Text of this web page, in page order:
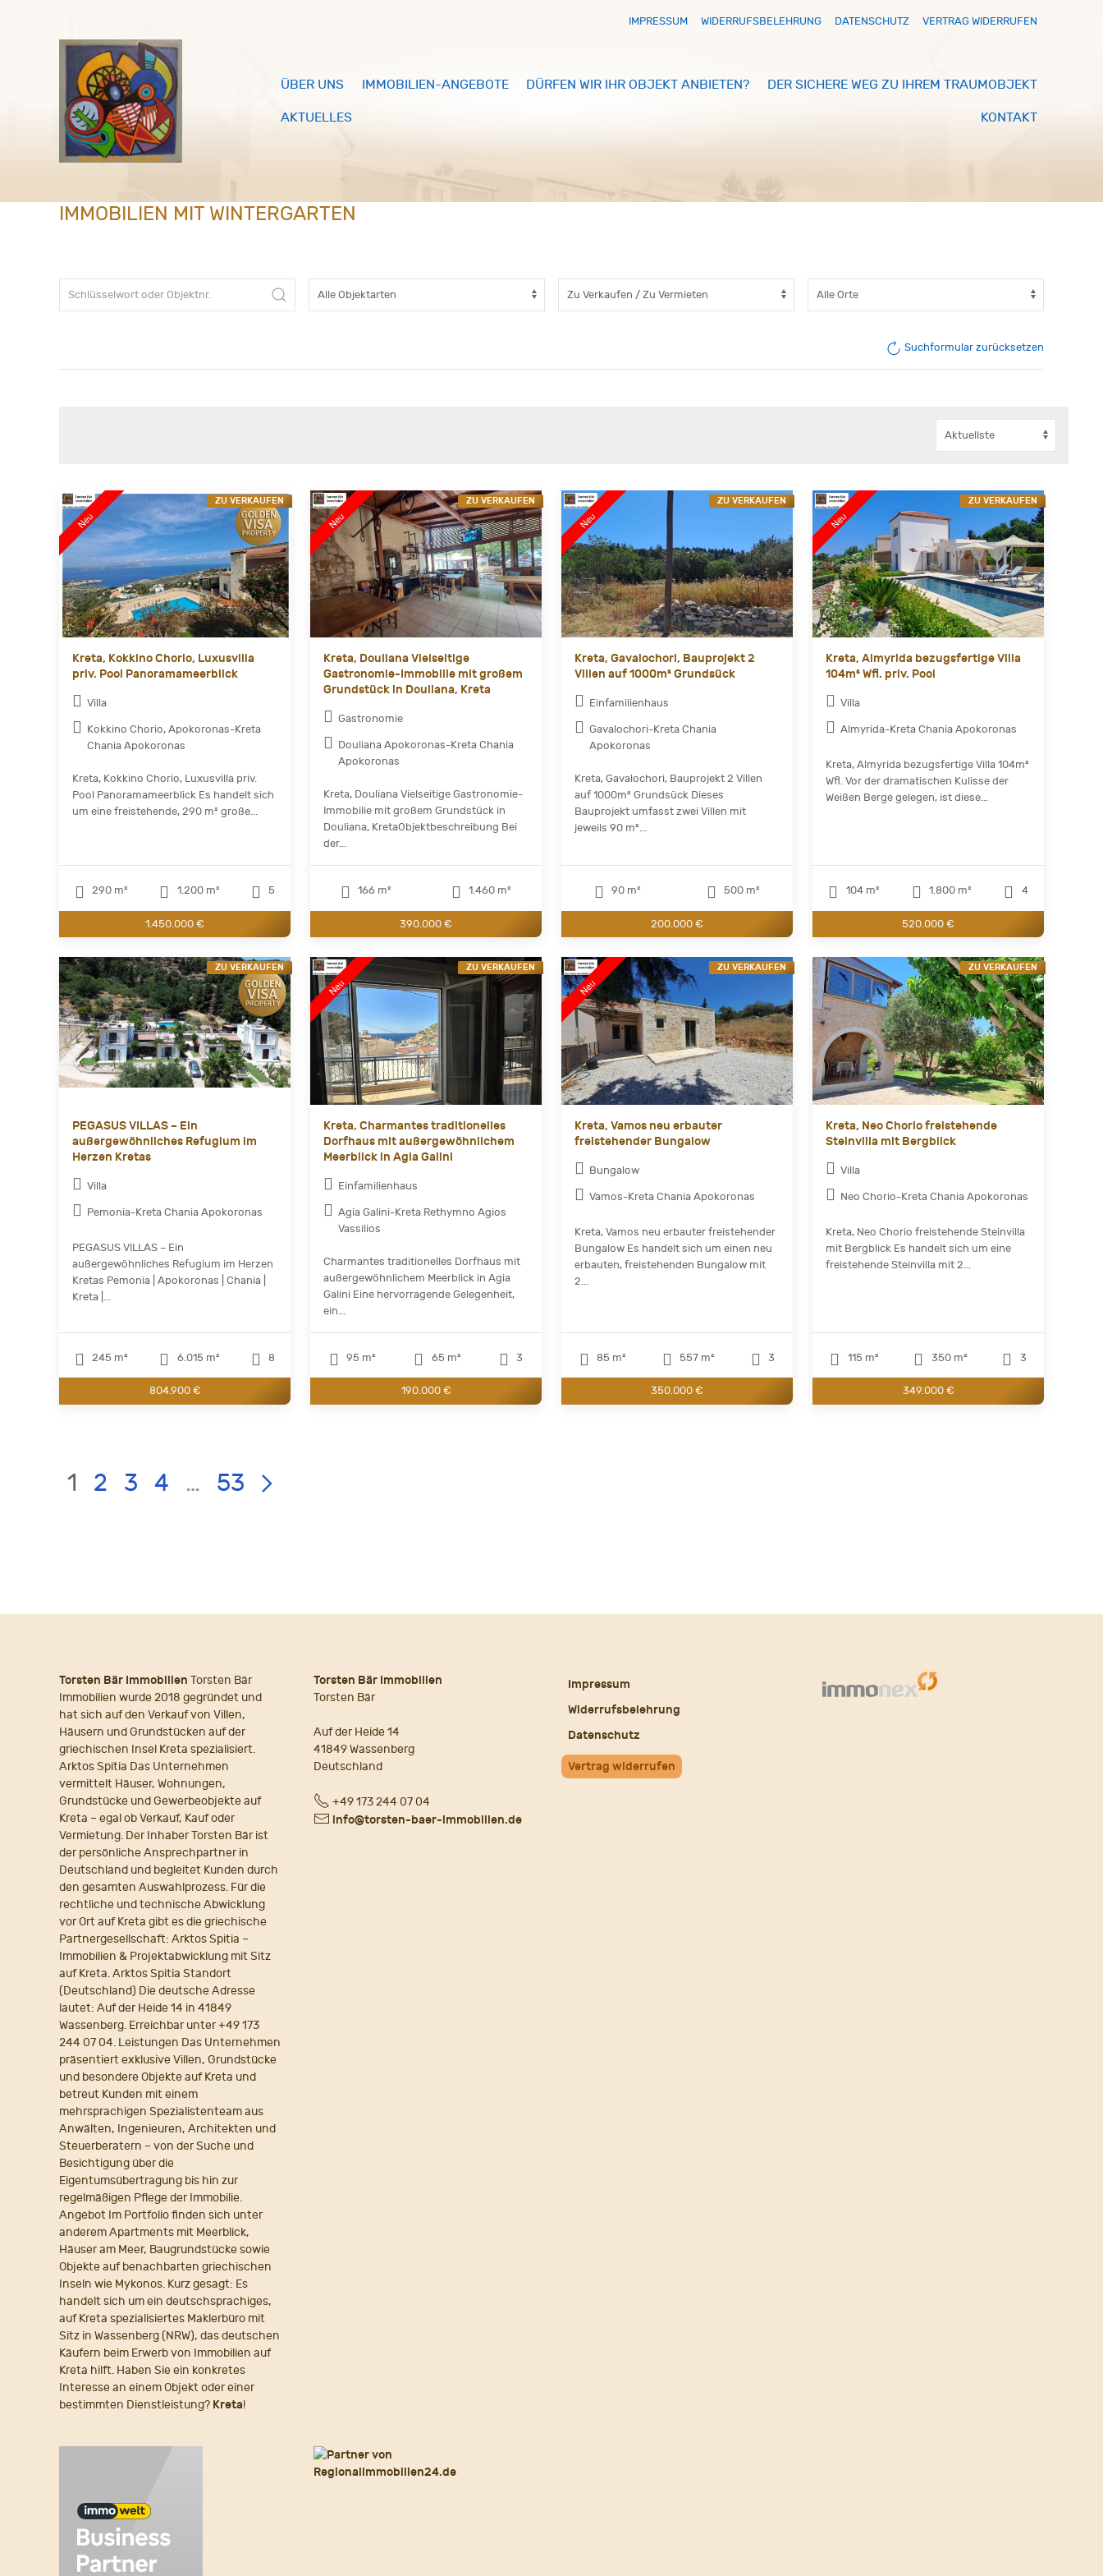
IMPRESSUM WIDERRUFSBELEHRUNG DATENSCHUTZ VERTRAG WIDERRUFEN
ÜBER UNS IMMOBILIEN-ANGEBOTE DÜRFEN WIR IHR OBJEKT ANBIETEN? DER SICHERE WEG ZU IHREM TRAUMOBJEKT
AKTUELLES KONTAKT
IMMOBILIEN MIT WINTERGARTEN
Suchformular zurücksetzen
Kreta, Kokkino Chorio, Luxusvilla
priv. Pool Panoramameerblick
Villa
Kokkino Chorio, Apokoronas-Kreta
Chania Apokoronas
Kreta, Kokkino Chorio, Luxusvilla priv.
Pool Panoramameerblick Es handelt sich
um eine freistehende, 290 m² große...
290 m² 1.200 m² 5
1.450.000 €
ZU VERKAUFEN
Kreta, Douliana Vielseitige
Gastronomie-Immobilie mit großem
Grundstück in Douliana, Kreta
Gastronomie
Douliana Apokoronas-Kreta Chania
Apokoronas
Kreta, Douliana Vielseitige Gastronomie-
Immobilie mit großem Grundstück in
Douliana, KretaObjektbeschreibung Bei
der...
166 m² 1.460 m²
390.000 €
ZU VERKAUFEN
Kreta, Gavalochori, Bauprojekt 2
Villen auf 1000m² Grundsück
Einfamilienhaus
Gavalochori-Kreta Chania
Apokoronas
Kreta, Gavalochori, Bauprojekt 2 Villen
auf 1000m² Grundsück Dieses
Bauprojekt umfasst zwei Villen mit
jeweils 90 m²...
90 m² 500 m²
200.000 €
ZU VERKAUFEN
Kreta, Almyrida bezugsfertige Villa
104m² Wfl. priv. Pool
Villa
Almyrida-Kreta Chania Apokoronas
Kreta, Almyrida bezugsfertige Villa 104m²
Wfl. Vor der dramatischen Kulisse der
Weißen Berge gelegen, ist diese...
104 m² 1.800 m² 4
520.000 €
ZU VERKAUFEN
PEGASUS VILLAS – Ein
außergewöhnliches Refugium im
Herzen Kretas
Villa
Pemonia-Kreta Chania Apokoronas
PEGASUS VILLAS – Ein
außergewöhnliches Refugium im Herzen
Kretas Pemonia | Apokoronas | Chania |
Kreta |...
245 m² 6.015 m² 8
804.900 €
ZU VERKAUFEN
Kreta, Charmantes traditionelles
Dorfhaus mit außergewöhnlichem
Meerblick in Agia Galini
Einfamilienhaus
Agia Galini-Kreta Rethymno Agios
Vassilios
Charmantes traditionelles Dorfhaus mit
außergewöhnlichem Meerblick in Agia
Galini Eine hervorragende Gelegenheit,
ein...
95 m² 65 m² 3
190.000 €
ZU VERKAUFEN
Kreta, Vamos neu erbauter
freistehender Bungalow
Bungalow
Vamos-Kreta Chania Apokoronas
Kreta, Vamos neu erbauter freistehender
Bungalow Es handelt sich um einen neu
erbauten, freistehenden Bungalow mit
2...
85 m² 557 m² 3
350.000 €
ZU VERKAUFEN
Kreta, Neo Chorio freistehende
Steinvilla mit Bergblick
Villa
Neo Chorio-Kreta Chania Apokoronas
Kreta, Neo Chorio freistehende Steinvilla
mit Bergblick Es handelt sich um eine
freistehende Steinvilla mit 2...
115 m² 350 m² 3
349.000 €
ZU VERKAUFEN
LIST
Page:
1 2 3 4 … 53
Torsten Bär Immobilien Torsten Bär
Immobilien wurde 2018 gegründet und
hat sich auf den Verkauf von Villen,
Häusern und Grundstücken auf der
griechischen Insel Kreta spezialisiert.
Arktos Spitia Das Unternehmen
vermittelt Häuser, Wohnungen,
Grundstücke und Gewerbeobjekte auf
Kreta – egal ob Verkauf, Kauf oder
Vermietung. Der Inhaber Torsten Bär ist
der persönliche Ansprechpartner in
Deutschland und begleitet Kunden durch
den gesamten Auswahlprozess. Für die
rechtliche und technische Abwicklung
vor Ort auf Kreta gibt es die griechische
Partnergesellschaft: Arktos Spitia –
Immobilien & Projektabwicklung mit Sitz
auf Kreta. Arktos Spitia Standort
(Deutschland) Die deutsche Adresse
lautet: Auf der Heide 14 in 41849
Wassenberg. Erreichbar unter +49 173
244 07 04. Leistungen Das Unternehmen
präsentiert exklusive Villen, Grundstücke
und besondere Objekte auf Kreta und
betreut Kunden mit einem
mehrsprachigen Spezialistenteam aus
Anwälten, Ingenieuren, Architekten und
Steuerberatern – von der Suche und
Besichtigung über die
Eigentumsübertragung bis hin zur
regelmäßigen Pflege der Immobilie.
Angebot Im Portfolio finden sich unter
anderem Apartments mit Meerblick,
Häuser am Meer, Baugrundstücke sowie
Objekte auf benachbarten griechischen
Inseln wie Mykonos. Kurz gesagt: Es
handelt sich um ein deutschsprachiges,
auf Kreta spezialisiertes Maklerbüro mit
Sitz in Wassenberg (NRW), das deutschen
Käufern beim Erwerb von Immobilien auf
Kreta hilft. Haben Sie ein konkretes
Interesse an einem Objekt oder einer
bestimmten Dienstleistung? Kreta!
Torsten Bär Immobilien
Torsten Bär
Auf der Heide 14
41849 Wassenberg
Deutschland
Fon+49 173 244 07 04
E- info@torsten-baer-immobilien.de
Impressum
Widerrufsbelehrung
Datenschutz
Vertrag widerrufen